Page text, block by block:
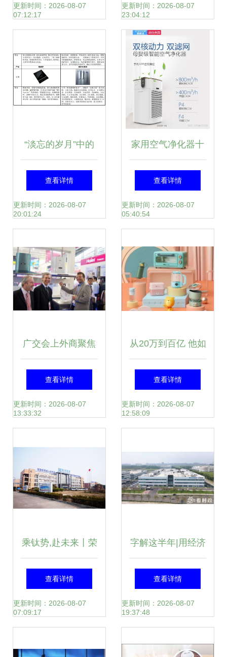
表
更新时间：2026-08-07
07:12:17
家用电器研发趋势
解读
更新时间：2026-08-07
23:04:12
“淡忘的岁月”中的
白电遗珠 被低估的
九阳股份，始于内
品局？——002242
研判沉思
查看详情
更新时间：2026-08-07
20:01:24
家用空气净化器十
大排名 专家揭秘优
质品牌与研发内幕
查看详情
更新时间：2026-08-07
05:40:54
广交会上外商聚焦
海尔风幕油烟机 家
用电器研发再获国
查看详情
更新时间：2026-08-07
13:33:32
从20万到百亿 他如
何靠‘萌家电’研发改
写中国制造
查看详情
更新时间：2026-08-07
12:58:09
乘钛势,赴未来丨荣
电集团以钛之名重
构健康生活新图景
查看详情
更新时间：2026-08-07
07:09:17
字解这半年|用经济
的“稳”体现发展
的“韧” 家用电器研
查看详情
更新时间：2026-08-07
19:37:48